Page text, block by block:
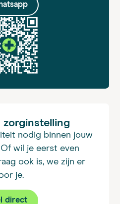
zorginstelling
nodig binnen jouw
wil je eerst even
ook is, we zijn er
je.
direct